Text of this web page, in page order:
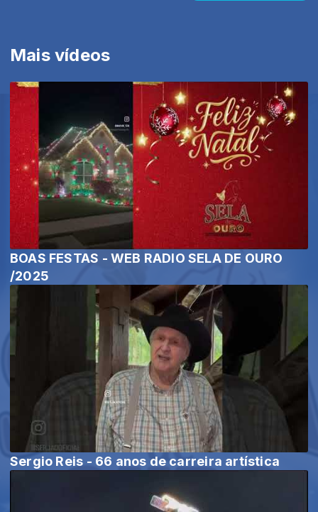
Mais vídeos
BOAS FESTAS - WEB RADIO SELA DE OURO
/2025
Sergio Reis - 66 anos de carreira artística